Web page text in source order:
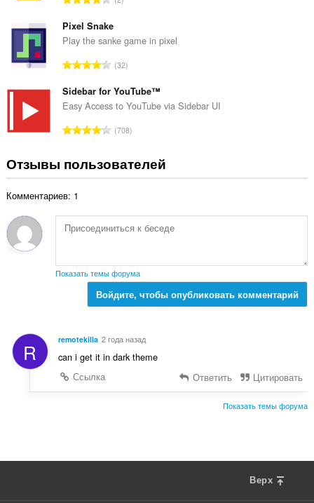
к
:
о
е
н
о
к
:
е
г
о
е
н
о
к
Pixel Snake
Play the sanke game in pixel
В
е
г
о
е
н
:
32
Sidebar for YouTube™
Easy Access to YouTube via Sidebar UI
В
г
ц
е
к
:
708
Отзывы пользователей
Комментариев: 1
Показать темы форума
Войдите, чтобы опубликовать комментарий
R remotekilla 2 года назад
can i get it in dark theme
Ссылка
Ответить Цитировать
Показать темы форума
Верх